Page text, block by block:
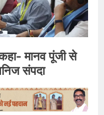
मानव पूंजी से
संपदा